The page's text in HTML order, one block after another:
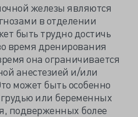
железы являются
в отделении
быть трудно достичь
время дренирования
она ограничивается
анестезией и/или
может быть особенно
или беременных
подверженных более